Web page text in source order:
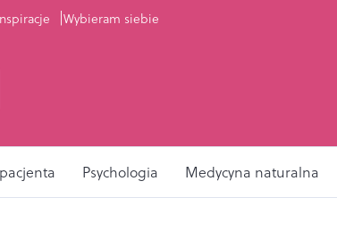
Wybieram siebie
Psychologia Medycyna naturalna